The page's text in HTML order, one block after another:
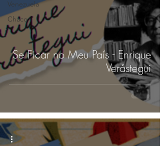
Venezuela
Chaco
Se Ficar no Meu País - Enrique
Verástegui